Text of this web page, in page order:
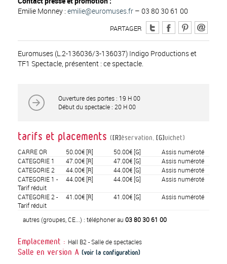
Emilie Monney : emilie@euromuses.fr – 03 80 30 61 00
PARTAGER
Euromuses (L.2-136036/3-136037) Indigo Productions et
TF1 Spectacle, présentent : ce spectacle.
Ouverture des portes : 19 H 00
Début du spectacle : 20 H 00
tarifs et placements ( [R]éservation, [G]uichet)
CARRE OR 50.00€[R] 50.00€ [G]
Assis numéroté
CATEGORIE 1
47.00€[R] 47.00€ [G]
Assis numéroté
CATEGORIE 2
44.00€[R] 44.00€ [G]
Assis numéroté
CATEGORIE 1 -
Tarif réduit
44.00€[R] 44.00€ [G] Assis numéroté
CATEGORIE 2 -
Tarif réduit
41.00€[R] 41.00€ [G] Assis numéroté
autres (groupes, CE...) : téléphoner au 03 80 30 61 00
Emplacement : Hall B2 - Salle de spectacles
Salle en version A (voir la configuration)